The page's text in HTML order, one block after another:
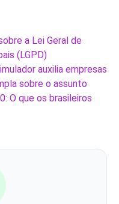
a Lei Geral de
(LGPD)
auxilia empresas
sobre o assunto
O que os brasileiros